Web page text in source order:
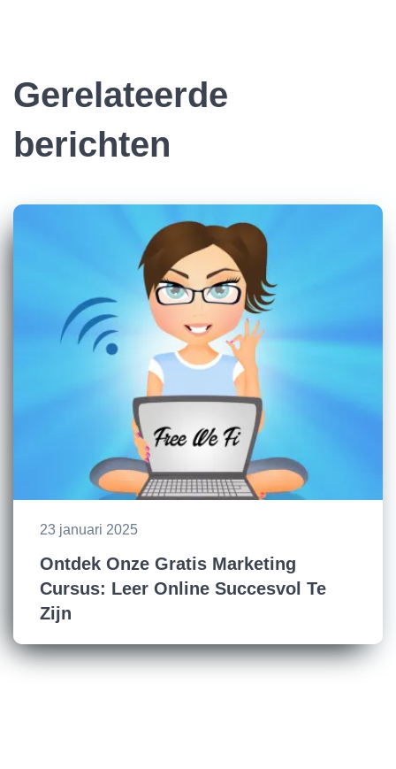
Gerelateerde
berichten
23 januari 2025
Ontdek Onze Gratis Marketing
Cursus: Leer Online Succesvol Te
Zijn